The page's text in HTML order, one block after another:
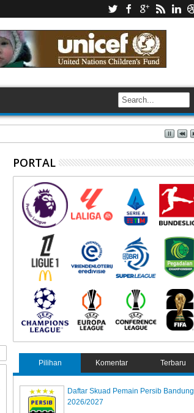
PORTAL
Pilihan Komentar Terbaru
Daftar Skuad Pemain Persib Bandung
2026/2027